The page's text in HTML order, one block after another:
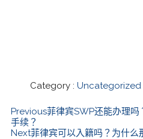
Category : Uncategorized
Previous菲律宾SWP还能办理
手续？
Next菲律宾可以入籍吗？为什么